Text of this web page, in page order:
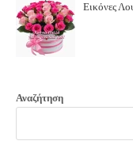
Εικόνες
Αναζήτηση